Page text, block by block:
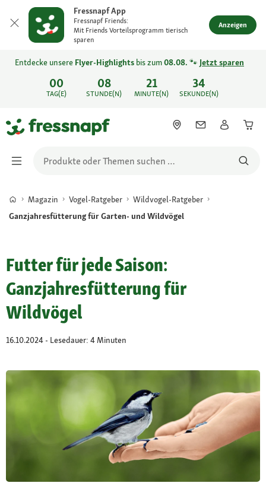
Fressnapf App
Fressnapf Friends:
Mit Friends Vorteilsprogramm tierisch
sparen
Anzeigen
00
TAG(E)
08
STUNDE(N)
21
MINUTE(N)
34
SEKUNDE(N)
Entdecke unsere Flyer-Highlights bis zum08.08. 🐾 Jetzt sparen
Magazin Vogel-Ratgeber
Wildvogel-Ratgeber
Ganzjahresfütterung für Garten- und Wildvögel
Futter für jede Saison:
Ganzjahresfütterung für
Wildvögel
16.10.2024 - Lesedauer: 4 Minuten